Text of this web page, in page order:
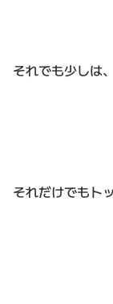
それでも少しは
それだけでもト